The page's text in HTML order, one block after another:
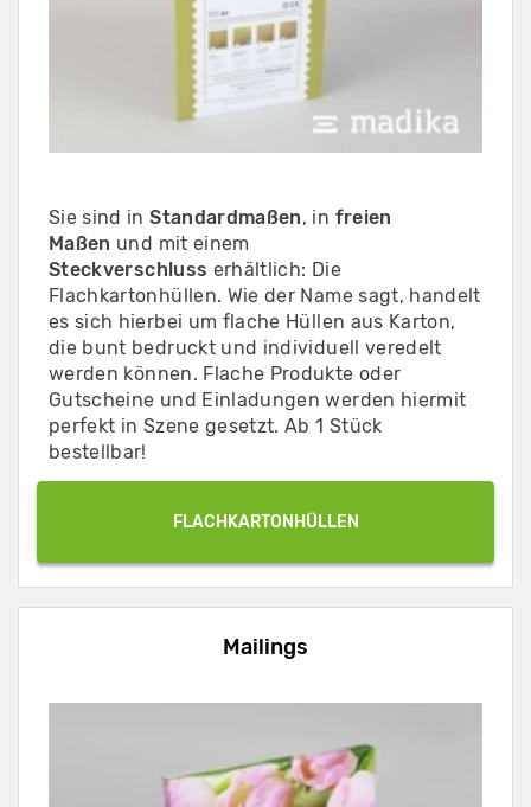
Sie sind inStandardmaßen, in freien
Maßen und mit einem
Steckverschluss erhältlich: Die
Flachkartonhüllen. Wie der Name sagt, handelt
es sich hierbei um flache Hüllen aus Karton,
die bunt bedruckt und individuell veredelt
werden können. Flache Produkte oder
Gutscheine und Einladungen werden hiermit
perfekt in Szene gesetzt. Ab 1 Stück
bestellbar!
FLACHKARTONHÜLLEN
Mailings